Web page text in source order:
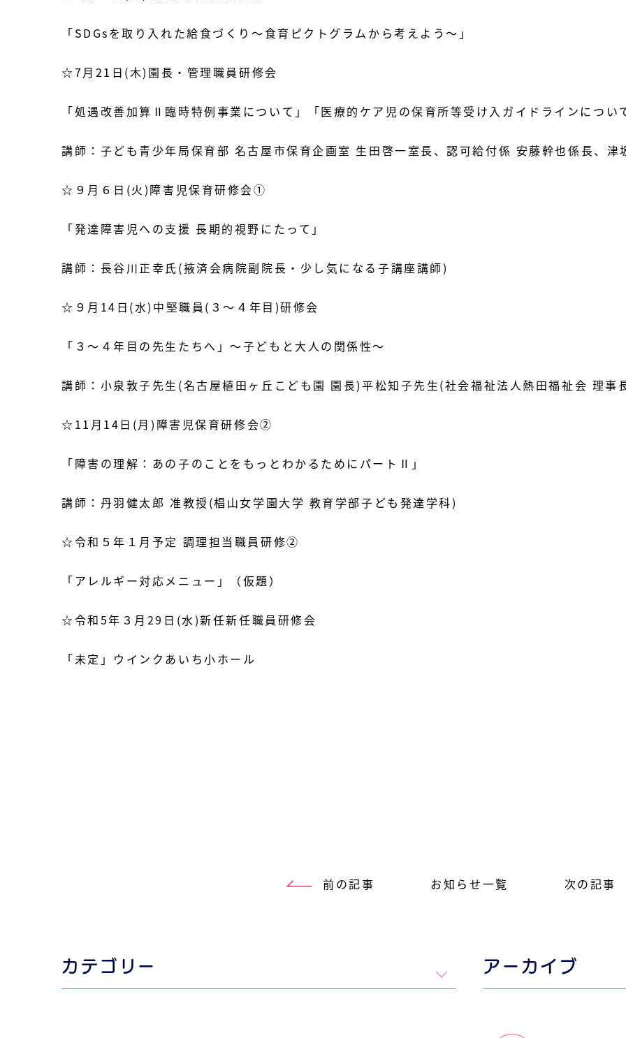
「SDGsを取り入れた給食づくり～食育ピクトグラムから考えよう～」
☆7月21日(木)園長・管理職員研修会
「処遇改善加算Ⅱ臨時特例事業について」「医療的ケア児の保育所等受け入ガイドラインについ
講師：子ども青少年局保育部 名古屋市保育企画室 生田啓一室長、認可給付係 安藤幹也係長、津
☆９月６日(火)障害児保育研修会①
「発達障害児への支援 長期的視野にたって」
講師：長谷川正幸氏(掖済会病院副院長・少し気になる子講座講師)
☆９月14日(水)中堅職員(３～４年目)研修会
「３～４年目の先生たちへ」～子どもと大人の関係性～
講師：小泉敦子先生(名古屋植田ヶ丘こども園 園長)平松知子先生(社会福祉法人熱田福祉会 理事
☆11月14日(月)障害児保育研修会②
「障害の理解：あの子のことをもっとわかるためにパートⅡ」
講師：丹羽健太郎 准教授(椙山女学園大学 教育学部子ども発達学科)
☆令和５年１月予定 調理担当職員研修②
「アレルギー対応メニュー」（仮題）
☆令和5年３月29日(水)新任新任職員研修会
「未定」ウインクあいち小ホール
前の記事 お知らせ一覧 次の記事
カテゴリー アーカイブ